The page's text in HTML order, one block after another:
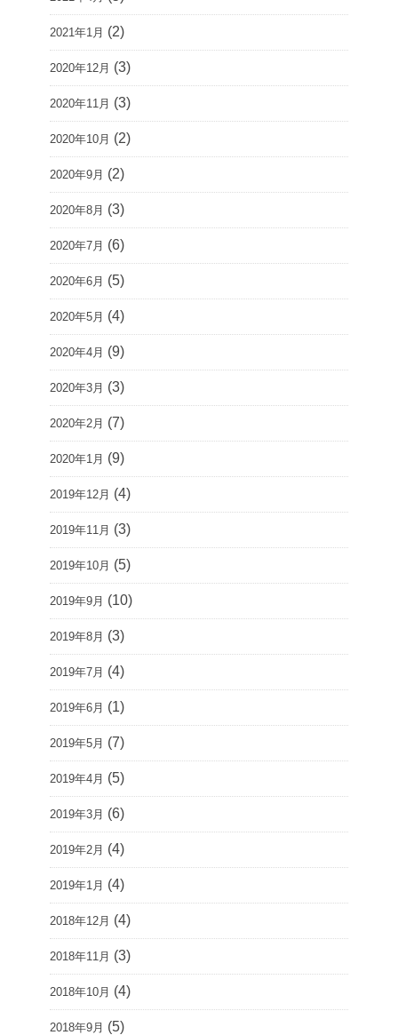
2021年1月 (2)
2020年12月 (3)
2020年11月 (3)
2020年10月 (2)
2020年9月 (2)
2020年8月 (3)
2020年7月 (6)
2020年6月 (5)
2020年5月 (4)
2020年4月 (9)
2020年3月 (3)
2020年2月 (7)
2020年1月 (9)
2019年12月 (4)
2019年11月 (3)
2019年10月 (5)
2019年9月 (10)
2019年8月 (3)
2019年7月 (4)
2019年6月 (1)
2019年5月 (7)
2019年4月 (5)
2019年3月 (6)
2019年2月 (4)
2019年1月 (4)
2018年12月 (4)
2018年11月 (3)
2018年10月 (4)
2018年9月 (5)